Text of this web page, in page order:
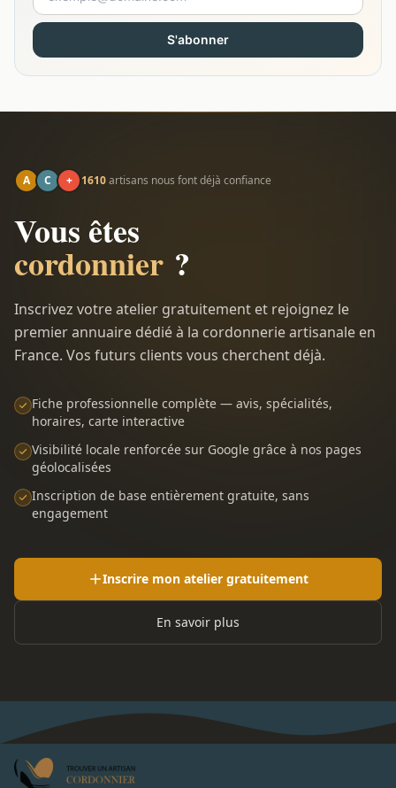
S'abonner
A C + 1610artisans nous font déjà confiance
Vous êtes
cordonnier ?
Inscrivez votre atelier gratuitement et rejoignez le
premier annuaire dédié à la cordonnerie artisanale en
France. Vos futurs clients vous cherchent déjà.
Fiche professionnelle complète — avis, spécialités,
horaires, carte interactive
Visibilité locale renforcée sur Google grâce à nos pages
géolocalisées
Inscription de base entièrement gratuite, sans
engagement
Inscrire mon atelier gratuitement
En savoir plus